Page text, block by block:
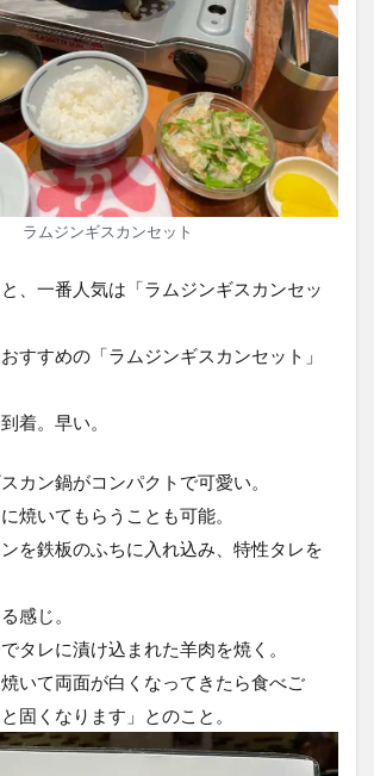
ラムジンギスカンセット
、一番人気は「ラムジンギスカンセッ
すすめの「ラムジンギスカンセット」
着。早い。
カン鍋がコンパクトで可愛い。
焼いてもらうことも可能。
を鉄板のふちに入れ込み、特性タレを
感じ。
タレに漬け込まれた羊肉を焼く。
いて両面が白くなってきたら食べご
固くなります」とのこと。